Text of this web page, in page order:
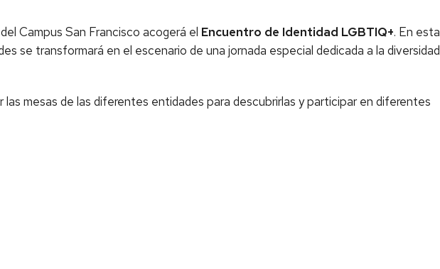
Campus San Francisco acogerá el Encuentro de Identidad LGBTIQ+. En esta
se transformará en el escenario de una jornada especial dedicada a la diversidad
mesas de las diferentes entidades para descubrirlas y participar en diferentes